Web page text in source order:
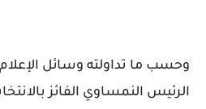
وحسب ما تداولته وسائل
الرئيس النمساوي الفائز